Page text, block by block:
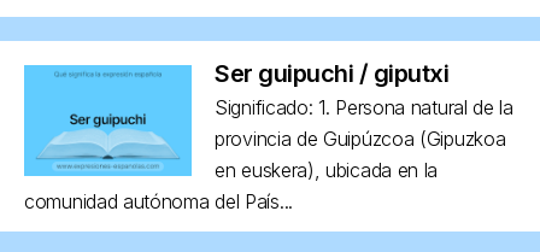
Ser guipuchi / giputxi
Significado: 1. Persona natural de la
provincia de Guipúzcoa (Gipuzkoa
en euskera), ubicada en la
comunidad autónoma del País...